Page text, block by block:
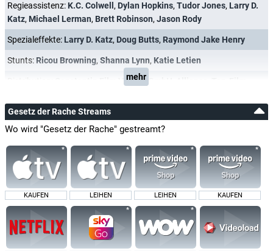
Regieassistenz: K.C. Colwell , Dylan Hopkins, Tudor Jones, Larry D.
Katz, Michael Lerman, Brett Robinson, Jason Rody
Spezialeffekte: Larry D. Katz, Doug Butts, Raymond Jake Henry
Stunts: Ricou Browning, Shanna Lynn, Katie Letien
Constantin Film Verleih GmbH
mehr
Gesetz der Rache Streams
Wo wird "Gesetz der Rache" gestreamt?
KAUFEN LEIHEN LEIHEN KAUFEN